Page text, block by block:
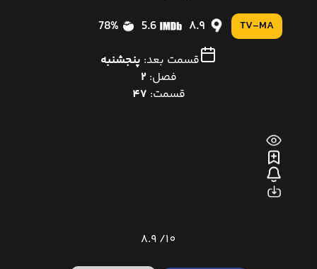
TV-MA
8.9
5.6
78%
قسمت بعد: پنجشنبه
فصل: 2
قسمت: 47
10/
8.9